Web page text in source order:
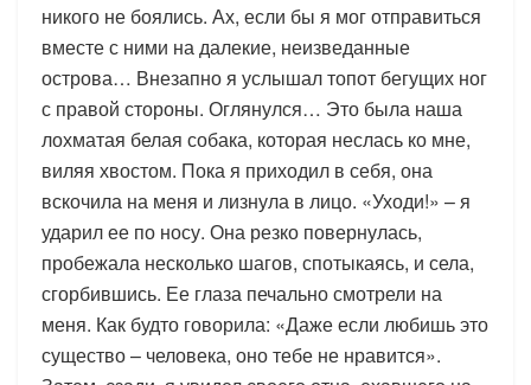
никого не боялись. Ах, если бы я мог отправиться
вместе с ними на далекие, неизведанные
острова… Внезапно я услышал топот бегущих ног
с правой стороны. Оглянулся… Это была наша
лохматая белая собака, которая неслась ко мне,
виляя хвостом. Пока я приходил в себя, она
вскочила на меня и лизнула в лицо. «Уходи!» – я
ударил ее по носу. Она резко повернулась,
пробежала несколько шагов, спотыкаясь, и села,
сгорбившись. Ее глаза печально смотрели на
меня. Как будто говорила: «Даже если любишь это
существо – человека, оно тебе не нравится».